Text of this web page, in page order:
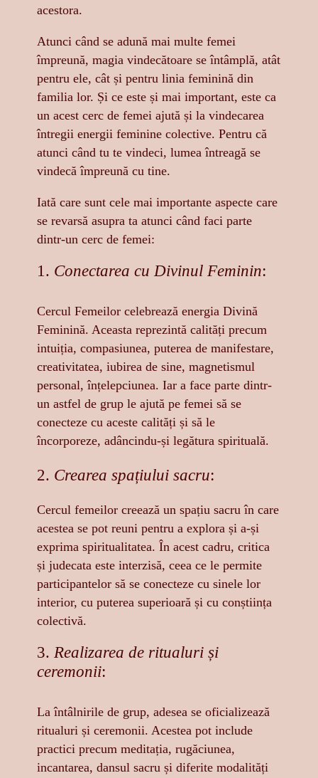
acestora.
Atunci când se adună mai multe femei
împreună, magia vindecătoare se întâmplă, atât
pentru ele, cât și pentru linia feminină din
familia lor. Și ce este și mai important, este ca
un acest cerc de femei ajută și la vindecarea
întregii energii feminine colective. Pentru că
atunci când tu te vindeci, lumea întreagă se
vindecă împreună cu tine.
Iată care sunt cele mai importante aspecte care
se revarsă asupra ta atunci când faci parte
dintr-un cerc de femei:
1. Conectarea cu Divinul Feminin:
Cercul Femeilor celebrează energia Divină
Feminină. Aceasta reprezintă calități precum
intuiția, compasiunea, puterea de manifestare,
creativitatea, iubirea de sine, magnetismul
personal, înțelepciunea. Iar a face parte dintr-
un astfel de grup le ajută pe femei să se
conecteze cu aceste calități și să le
încorporeze, adâncindu-și legătura spirituală.
2. Crearea spațiului sacru:
Cercul femeilor creează un spațiu sacru în care
acestea se pot reuni pentru a explora și a-și
exprima spiritualitatea. În acest cadru, critica
și judecata este interzisă, ceea ce le permite
participantelor să se conecteze cu sinele lor
interior, cu puterea superioară și cu conștiința
colectivă.
3. Realizarea de ritualuri și
ceremonii:
La întâlnirile de grup, adesea se oficializează
ritualuri și ceremonii. Acestea pot include
practici precum meditația, rugăciunea,
incantarea, dansul sacru și diferite modalități